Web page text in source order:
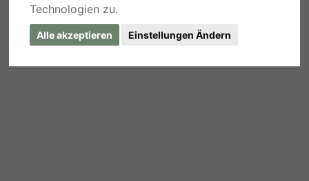
Technologien zu.
Alle akzeptieren Einstellungen Ändern